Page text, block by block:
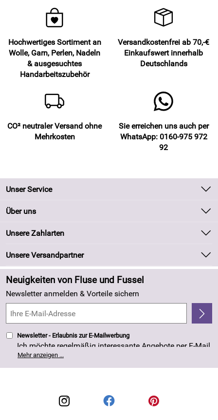
Hochwertiges Sortiment an
Wolle, Garn, Perlen, Nadeln
& ausgesuchtes
Handarbeitszubehör
Versandkostenfrei ab 70,-€
Einkaufswert innerhalb
Deutschlands
CO² neutraler Versand ohne
Mehrkosten
Sie erreichen uns auch per
WhatsApp: 0160-975 972
92
Unser Service
Kontakt
Kundeninformationen
Newsletter
Zahlung und Versand
Kundenlogin
Über uns
Unsere Bestseller
Neu
Angebote
Made in Germany
4,8/5*****
Unsere Zahlarten
Unsere Versandpartner
Neuigkeiten von Fluse und Fussel
Newsletter anmelden & Vorteile sichern
Newsletter - Erlaubnis zur E-Mailwerbung
Ich möchte regelmäßig interessante Angebote per E-Mail
erhalten. Meine E-Mail-Adresse wird nicht an andere
Unternehmen weitergegeben. Die Einwilligung zur
Nutzung meiner E-Mail- Adresse für Werbezwecke kann
Mehr anzeigen ...